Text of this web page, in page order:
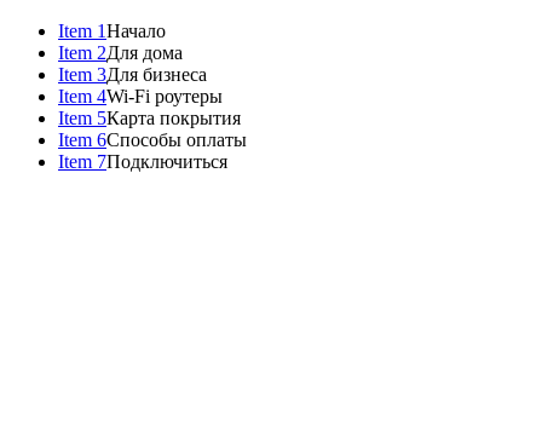
Item 1Начало
Item 2Для дома
Item 3Для бизнеса
Item 4Wi-Fi роутеры
Item 5Карта покрытия
Item 6Способы оплаты
Item 7Подключиться